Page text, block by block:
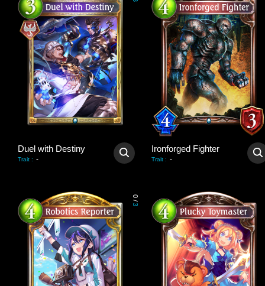
Duel with Destiny
Trait : -
Ironforged Fighter
Trait : -
0
/
3